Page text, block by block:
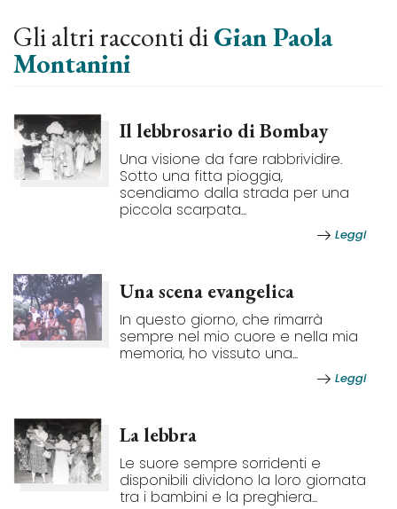
Gli altri racconti diGian Paola
Montanini
Il lebbrosario di Bombay
Una visione da fare rabbrividire.
Sotto una fitta pioggia,
scendiamo dalla strada per una
piccola scarpata...
Leggi
Una scena evangelica
In questo giorno, che rimarrà
sempre nel mio cuore e nella mia
memoria, ho vissuto una...
Leggi
La lebbra
Le suore sempre sorridenti e
disponibili dividono la loro giornata
tra i bambini e la preghiera...